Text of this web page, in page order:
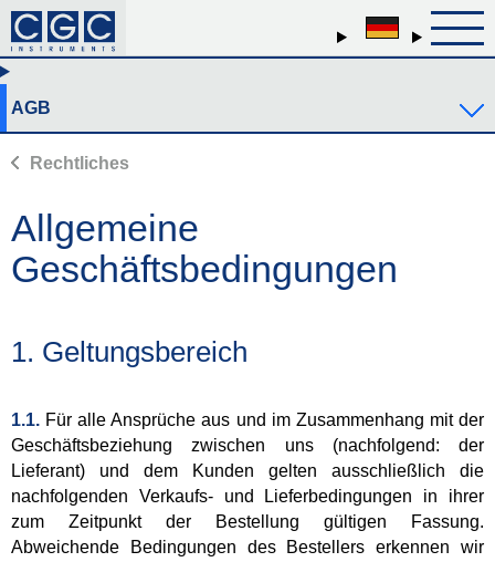
AGB
Rechtliches
Allgemeine
Geschäftsbedingungen
1. Geltungsbereich
1.1. Für alle Ansprüche aus und im Zusammenhang mit der
Geschäftsbeziehung zwischen uns (nachfolgend: der
Lieferant) und dem Kunden gelten ausschließlich die
nachfolgenden Verkaufs- und Lieferbedingungen in ihrer
zum Zeitpunkt der Bestellung gültigen Fassung.
Abweichende Bedingungen des Bestellers erkennen wir